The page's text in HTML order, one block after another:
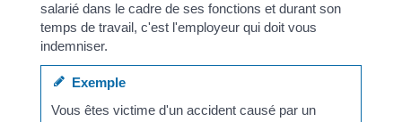
salarié dans le cadre de ses fonctions et durant son
temps de travail, c'est l'employeur qui doit vous
indemniser.
Exemple
Vous êtes victime d'un accident causé par un